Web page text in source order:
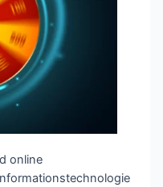
online